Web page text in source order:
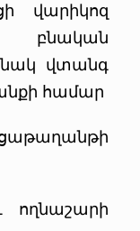
վարիկոզ
բնական
վտանգ
համար
ողնաշարի